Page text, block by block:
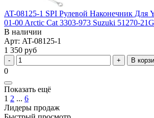
AT-08125-1 SPI Рулевой Наконечник Для
01-00 Arctic Cat 3303-973 Suzuki 51270-
В наличии
Арт: AT-08125-1
1 350 руб
В
0
Показать ещё
1 2 ... 6
Лидеры продаж